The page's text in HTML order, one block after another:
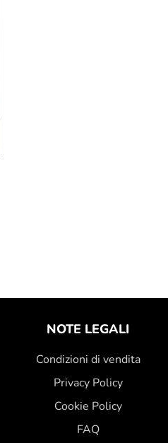
NOTE LEGALI
Condizioni di vendita
Privacy Policy
Cookie Policy
FAQ